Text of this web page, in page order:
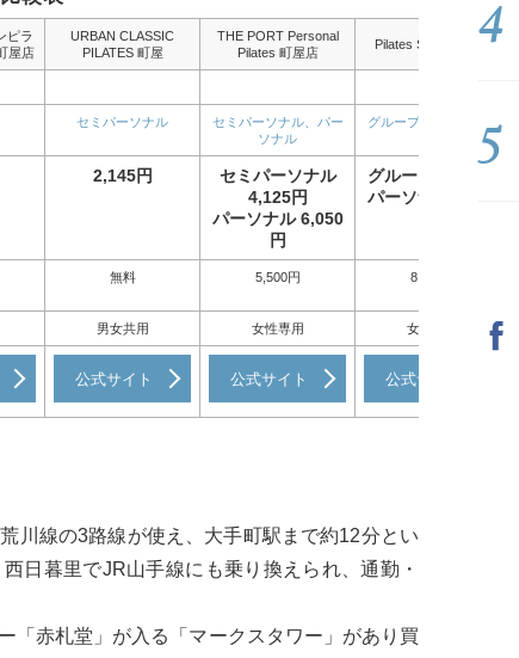
ピラ
屋店
URBAN CLASSIC
PILATES 町屋
THE PORT Personal
Pilates 町屋店
Pilates Studio AQUA
セミパーソナル
セミパーソナル、パー
ソナル
グループ、パーソナル
2,145円
セミパーソナル
4,125円
パーソナル 6,050
円
グループ 2,750円
パーソナル 7,500
無料 5,500円 8,800円
男女共用 女性専用 女性専用
公式サイト 公式サイト 公式サイト
川線の3路線が使え、大手町駅まで約12分とい
日暮里でJR山手線にも乗り換えられ、通勤・
「赤札堂」が入る「マークスタワー」があり買
4
5